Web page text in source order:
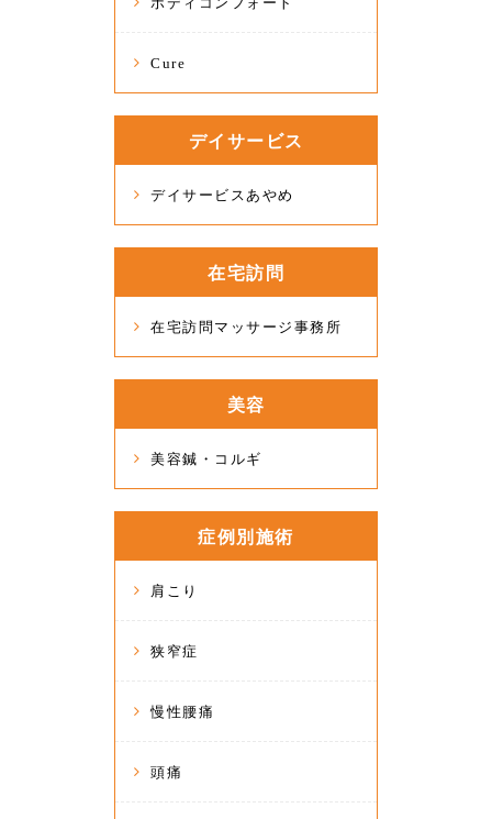
Cure
デイサービス
デイサービスあやめ
在宅訪問
在宅訪問マッサージ事務所
美容
美容鍼・コルギ
症例別施術
肩こり
狭窄症
慢性腰痛
頭痛